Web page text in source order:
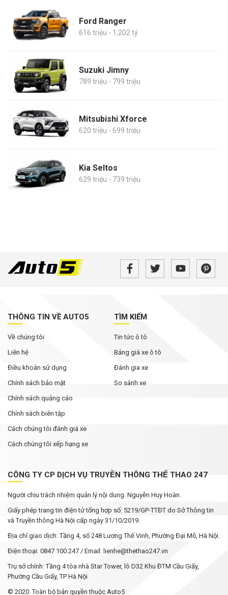
Ford Ranger
616 triệu - 1,202 tỷ
Suzuki Jimny
789 triệu - 799 triệu
Mitsubishi Xforce
620 triệu - 699 triệu
Kia Seltos
629 triệu - 739 triệu
THÔNG TIN VỀ AUTO5
Về chúng tôi
Liên hệ
Điều khoản sử dụng
Chính sách bảo mật
Chính sách quảng cáo
Chính sách biên tập
Cách chúng tôi đánh giá xe
Cách chúng tôi xếp hạng xe
TÌM KIẾM
Tin tức ô tô
Bảng giá xe ô tô
Đánh gia xe
So sánh xe
CÔNG TY CP DỊCH VỤ TRUYỀN THÔNG THỂ THAO 247
Người chịu trách nhiệm quản lý nội dung: Nguyễn Huy Hoàn.
Giấy phép trang tin điện tử tổng hợp số: 5219/GP-TTĐT do Sở Thông tin
và Truyền thông Hà Nội cấp ngày 31/10/2019.
Địa chỉ giao dịch: Tầng 4, số 248 Lương Thế Vinh, Phường Đại Mỗ, Hà Nội.
Điện thoại: 0847 100 247 / Email: lienhe@thethao247.vn
Trụ sở chính: Tầng 4 tòa nhà Star Tower, lô D32 Khu ĐTM Cầu Giấy,
Phường Cầu Giấy, TP Hà Nội
© 2020. Toàn bộ bản quyền thuộc Auto5